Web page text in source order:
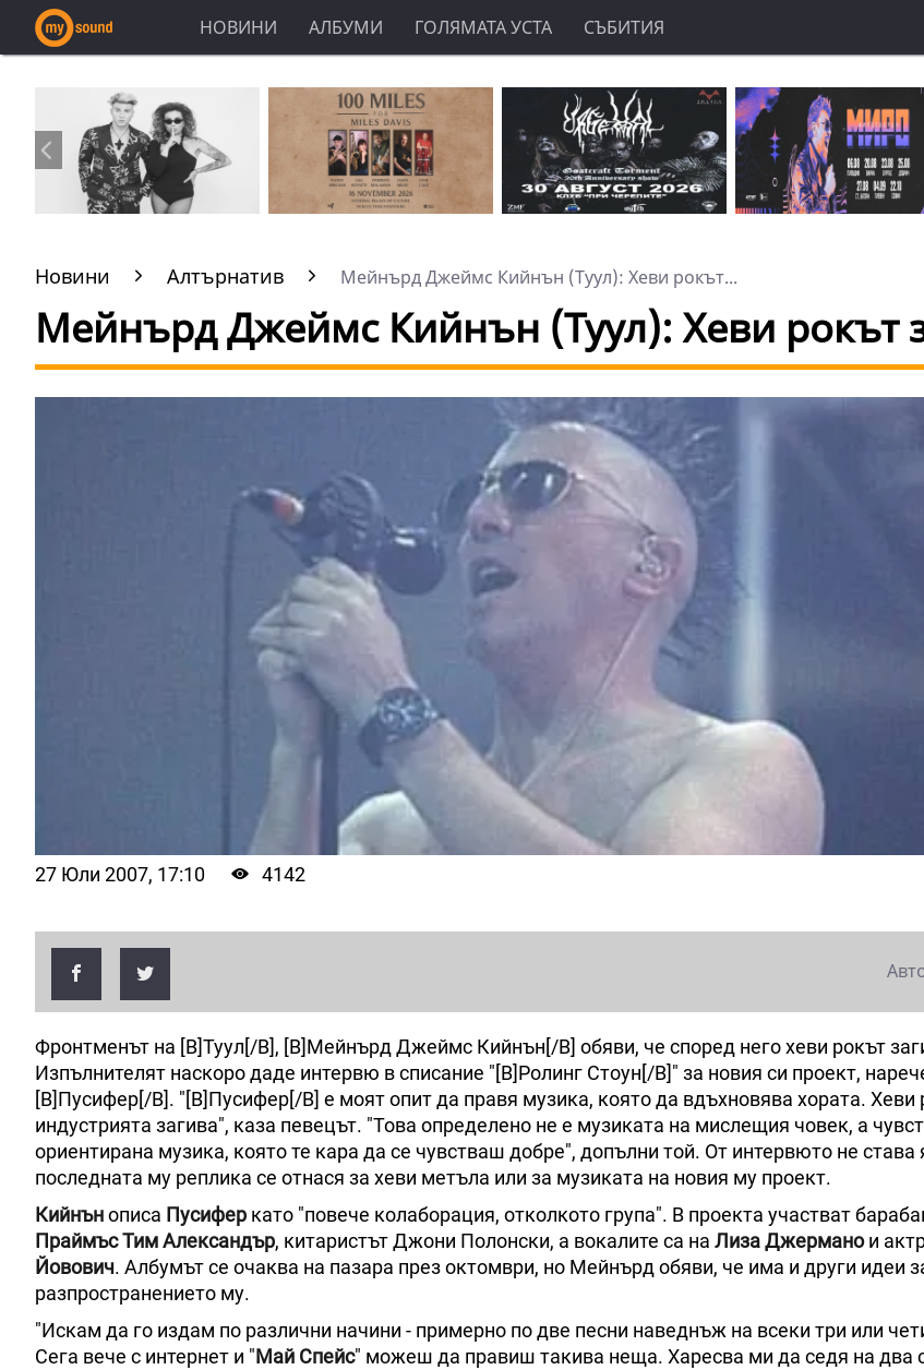
НОВИНИ АЛБУМИ ГОЛЯМАТА УСТА СЪБИТИЯ
Новини Алтърнатив Мейнърд Джеймс Кийнън (Туул): Хеви рокът...
Мейнърд Джеймс Кийнън (Туул): Хеви рокът
27 Юли 2007, 17:10 4142
Фронтменът на [B]Туул[/B], [B]Мейнърд Джеймс Кийнън[/B] обяви, че според него хеви рокът
Изпълнителят наскоро даде интервю в списание "[B]Ролинг Стоун[/B]" за новия си проект,
[B]Пусифер[/B]. "[B]Пусифер[/B] е моят опит да правя музика, която да вдъхновява хората. Хеви
индустрията загива", каза певецът. "Това определено не е музиката на мислещия човек, а
ориентирана музика, която те кара да се чувстваш добре", допълни той. От интервюто не става
последната му реплика се отнася за хеви метъла или за музиката на новия му проект.
Кийнънописа Пусифер като "повече колаборация, отколкото група". В проекта участват
ПраймъсТим Александър, китаристът Джони Полонски, а вокалите са на Лиза Джерманои
Йовович. Албумът се очаква на пазара през октомври, но Мейнърд обяви, че има и други идеи
разпространението му.
"Искам да го издам по различни начини - примерно по две песни наведнъж на всеки три или
Сега вече с интернет и "Май Спейс" можеш да правиш такива неща. Харесва ми да седя на два